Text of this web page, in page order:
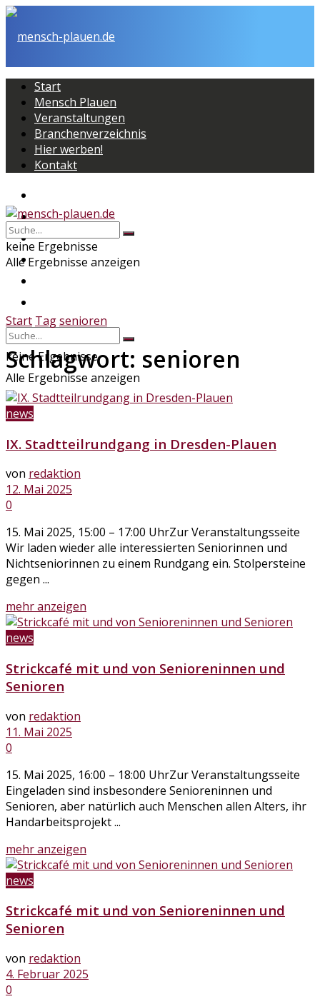
Start
Mensch Plauen
Veranstaltungen
Branchenverzeichnis
Hier werben!
Kontakt
Mensch Plauen
Veranstaltungen
Branchenverzeichnis
keine Ergebnisse
Alle Ergebnisse anzeigen
keine Ergebnisse
Alle Ergebnisse anzeigen
Start Tagsenioren
Schlagwort: senioren
news
IX. Stadtteilrundgang in Dresden-Plauen
von redaktion
12. Mai 2025
0
15. Mai 2025, 15:00 – 17:00 UhrZur Veranstaltungsseite
Wir laden wieder alle interessierten Seniorinnen und
Nichtseniorinnen zu einem Rundgang ein. Stolpersteine
gegen ...
mehr anzeigen
news
Strickcafé mit und von Senioreninnen und
Senioren
von redaktion
11. Mai 2025
0
15. Mai 2025, 16:00 – 18:00 UhrZur Veranstaltungsseite
Eingeladen sind insbesondere Senioreninnen und
Senioren, aber natürlich auch Menschen allen Alters, ihr
Handarbeitsprojekt ...
mehr anzeigen
news
Strickcafé mit und von Senioreninnen und
Senioren
von redaktion
4. Februar 2025
0